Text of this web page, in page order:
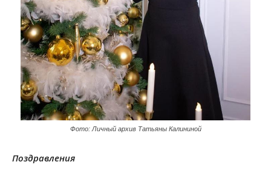
Фото: Личный архив Татьяны Калининой
Поздравления